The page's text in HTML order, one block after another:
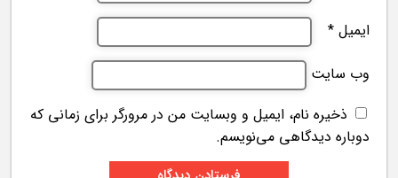
ایمیل *
وب‌ سایت
ذخیره نام، ایمیل و وبسایت من در مرورگر برای زمانی که
دوباره دیدگاهی می‌نویسم.